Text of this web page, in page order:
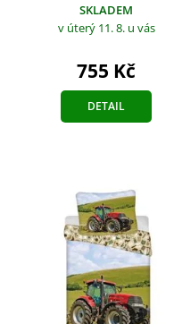
SKLADEM
v úterý 11. 8. u vás
755 Kč
DETAIL